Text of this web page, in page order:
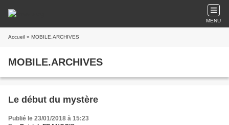
MENU
Accueil » MOBILE.ARCHIVES
MOBILE.ARCHIVES
Le début du mystère
Publié le 23/01/2018 à 15:23